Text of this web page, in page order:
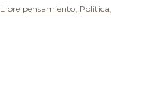
Libre pensamiento, Politica,